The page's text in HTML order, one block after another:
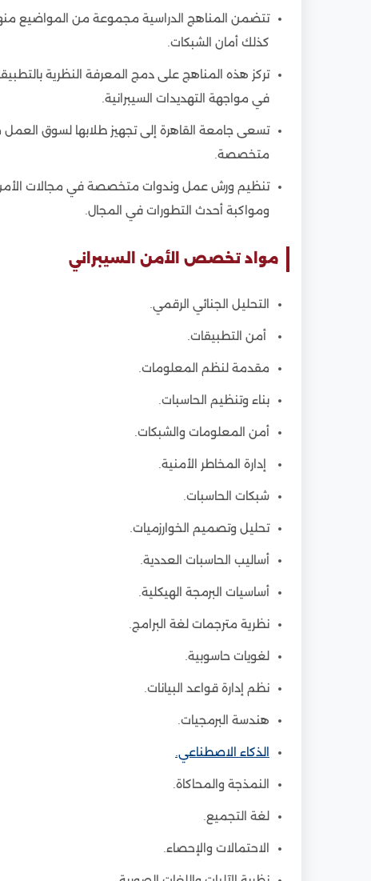
تتضمن المناهج الدراسية مجموعة من المواضيع
كذلك أمان الشبكات.
تركز هذه المناهج على دمج المعرفة النظرية
في مواجهة التهديدات السيبرانية.
تسعى جامعة القاهرة إلى تجهيز طلابها لسوق
متخصصة.
تنظيم ورش عمل وندوات متخصصة في مجالات الأمن
ومواكبة أحدث التطورات في المجال.
مواد تخصص الأمن السيبراني
التحليل الجنائي الرقمي.
أمن التطبيقات.
مقدمة لنظم المعلومات.
بناء وتنظيم الحاسبات.
أمن المعلومات والشبكات.
إدارة المخاطر الأمنية.
شبكات الحاسبات.
تحليل وتصميم الخوارزميات.
أساليب الحاسبات العددية.
أساسيات البرمجة الهيكلية.
نظرية مترجمات لغة البرامج.
لغويات حاسوبية.
نظم إدارة قواعد البيانات.
هندسة البرمجيات.
الذكاء الاصطناعي.
النمذجة والمحاكاة.
لغة التجميع.
الاحتمالات والإحصاء.